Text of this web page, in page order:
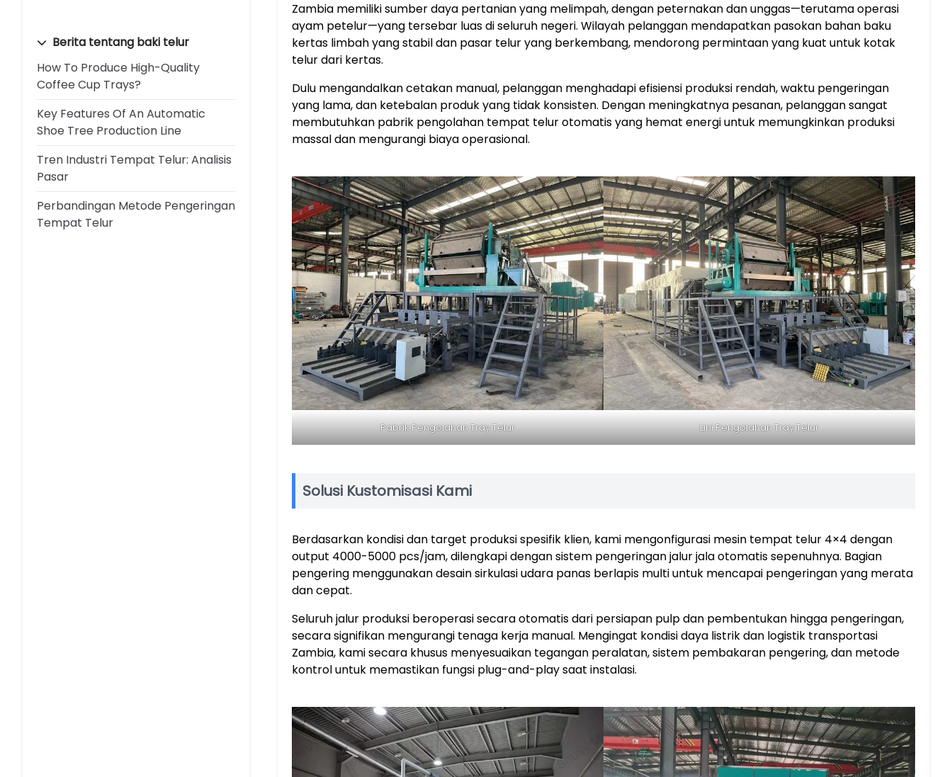
Berita tentang baki telur
How To Produce High-Quality
Coffee Cup Trays?
Key Features Of An Automatic
Shoe Tree Production Line
Tren Industri Tempat Telur: Analisis
Pasar
Perbandingan Metode Pengeringan
Tempat Telur
Zambia memiliki sumber daya pertanian yang melimpah, dengan peternakan dan unggas—terutama operasi
ayam petelur—yang tersebar luas di seluruh negeri. Wilayah pelanggan mendapatkan pasokan bahan baku
kertas limbah yang stabil dan pasar telur yang berkembang, mendorong permintaan yang kuat untuk kotak
telur dari kertas.
Dulu mengandalkan cetakan manual, pelanggan menghadapi efisiensi produksi rendah, waktu pengeringan
yang lama, dan ketebalan produk yang tidak konsisten. Dengan meningkatnya pesanan, pelanggan sangat
membutuhkan pabrik pengolahan tempat telur otomatis yang hemat energi untuk memungkinkan produksi
massal dan mengurangi biaya operasional.
Pabrik Pengolahan Tray Telur Lini Pengolahan Tray Telur
Solusi Kustomisasi Kami
Berdasarkan kondisi dan target produksi spesifik klien, kami mengonfigurasi mesin tempat telur 4×4 dengan
output 4000-5000 pcs/jam, dilengkapi dengan sistem pengeringan jalur jala otomatis sepenuhnya. Bagian
pengering menggunakan desain sirkulasi udara panas berlapis multi untuk mencapai pengeringan yang merata
dan cepat.
Seluruh jalur produksi beroperasi secara otomatis dari persiapan pulp dan pembentukan hingga pengeringan,
secara signifikan mengurangi tenaga kerja manual. Mengingat kondisi daya listrik dan logistik transportasi
Zambia, kami secara khusus menyesuaikan tegangan peralatan, sistem pembakaran pengering, dan metode
kontrol untuk memastikan fungsi plug-and-play saat instalasi.